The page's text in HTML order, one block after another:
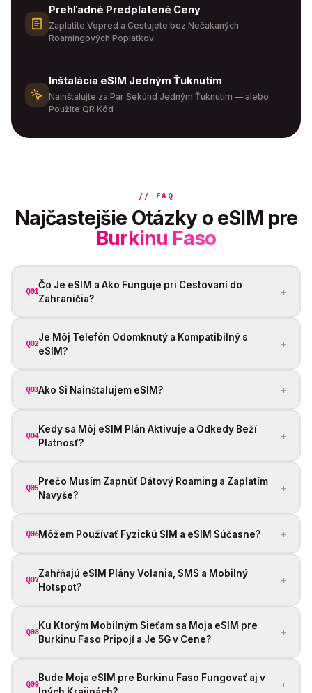
Prehľadné Predplatené Ceny
Zaplatíte Vopred a Cestujete bez Nečakaných
Roamingových Poplatkov
Inštalácia eSIM Jedným Ťuknutím
Nainštalujte za Pár Sekúnd Jedným Ťuknutím — alebo
Použite QR Kód
// FAQ
Najčastejšie Otázky o eSIM pre
Burkinu Faso
Q01
Čo Je eSIM a Ako Funguje pri Cestovaní do
Zahraničia?
+
Q02
Je Môj Telefón Odomknutý a Kompatibilný s
eSIM?
+
Q03Ako Si Nainštalujem eSIM? +
Q04
Kedy sa Môj eSIM Plán Aktivuje a Odkedy Beží
Platnosť?
+
Q05
Prečo Musím Zapnúť Dátový Roaming a Zaplatím
Navyše?
+
Q06Môžem Používať Fyzickú SIM a eSIM Súčasne? +
Q07
Zahŕňajú eSIM Plány Volania, SMS a Mobilný
Hotspot?
+
Q08
Ku Ktorým Mobilným Sieťam sa Moja eSIM pre
Burkinu Faso Pripojí a Je 5G v Cene?
+
Q09
Bude Moja eSIM pre Burkinu Faso Fungovať aj v
+